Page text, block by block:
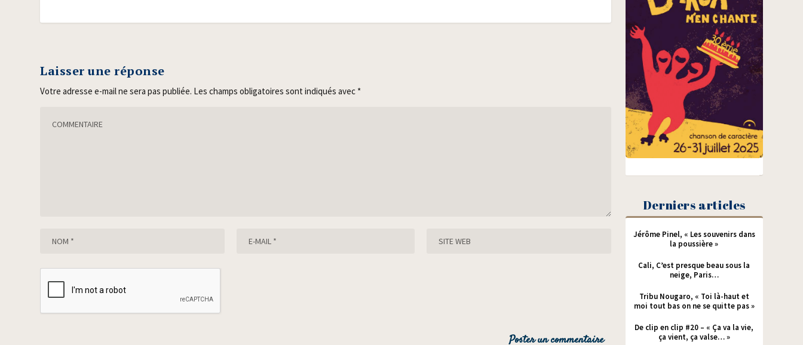
Laisser une réponse
Votre adresse e-mail ne sera pas publiée. Les champs obligatoires sont indiqués avec *
Derniers articles
Jérôme Pinel, « Les souvenirs dans
la poussière »
Cali, C’est presque beau sous la
neige, Paris…
Tribu Nougaro, « Toi là-haut et
moi tout bas on ne se quitte pas »
De clip en clip #20 – « Ça va la vie,
ça vient, ça valse… »